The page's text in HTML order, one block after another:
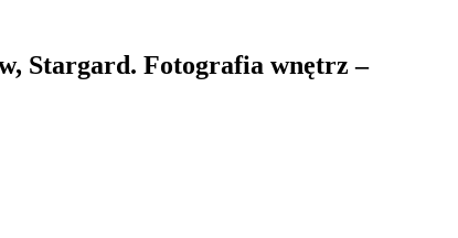
Stargard. Fotografia wnętrz –